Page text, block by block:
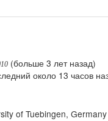
(больше 3 лет назад)
около 13 часов
of Tuebingen, Germany